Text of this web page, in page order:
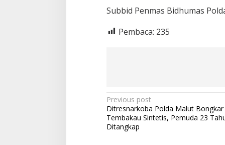
Subbid Penmas Bidhumas
Pembaca: 235
P
o
s
Previous post
Ditresnarkoba Polda Malut Bongkar
Tembakau Sintetis, Pemuda 23
Ditangkap